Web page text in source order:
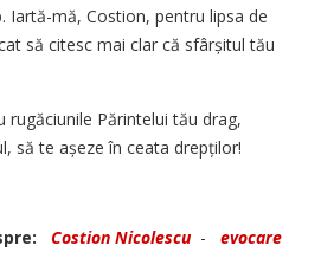
Iartă-mă, Costion, pentru lipsa de
să citesc mai clar că sfârșitul tău
rugăciunile Părintelui tău drag,
să te așeze în ceata drepților!
Costion Nicolescu- evocare